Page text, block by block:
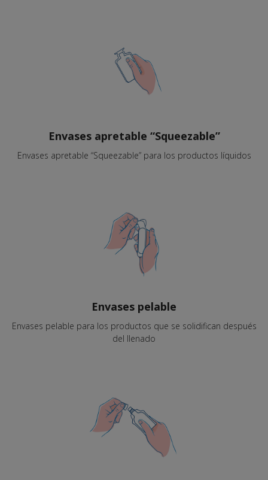
Envases apretable “Squeezable”
Envases apretable “Squeezable” para los productos líquidos
Envases pelable
Envases pelable para los productos que se solidifican después
del llenado